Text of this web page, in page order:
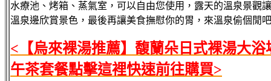
水療池、烤箱、蒸氣室，可以自由您使用，露天的溫泉景觀
溫泉邊欣賞景色，最後再讓美食撫慰你的胃，來溫泉偷個閒
<【烏來裸湯推薦】馥蘭朵日式裸湯大浴
午茶套餐點擊這裡快速前往購買>